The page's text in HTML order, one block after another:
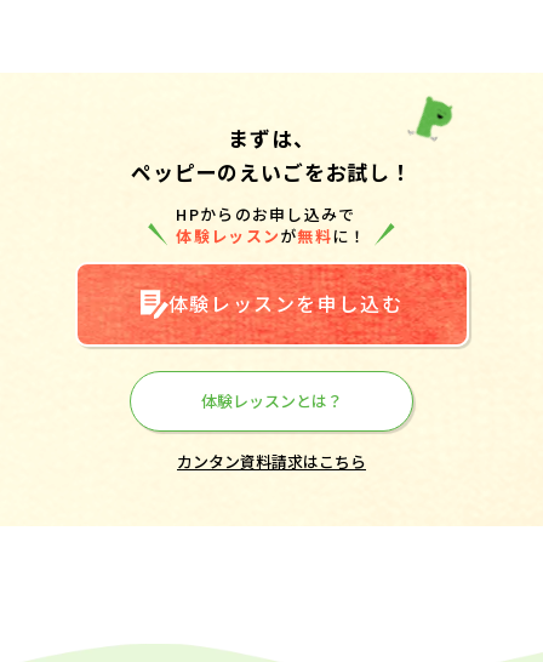
まずは、
ペッピーのえいごをお試し！
HPからのお申し込みで
体験レッスンが無料に！
体験レッスンを申し込む
体験レッスンとは？
カンタン資料請求はこちら